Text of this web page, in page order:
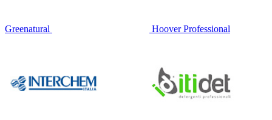
Greenatural Hoover Professional